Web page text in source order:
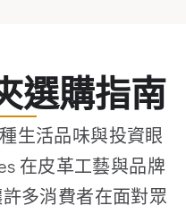
選購指南
生活品味與投資眼
在皮革工藝與品牌
多消費者在面對眾